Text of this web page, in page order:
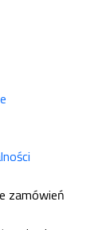
zamówień